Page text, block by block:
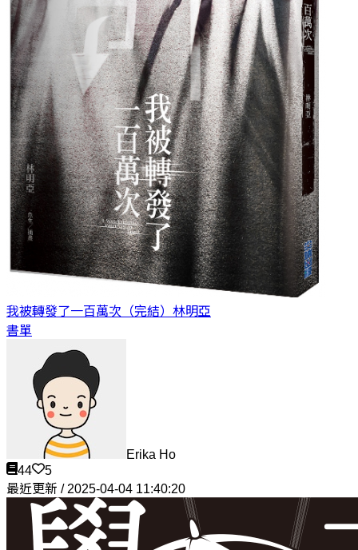
我被轉發了一百萬次（完結） 林明亞
書單
Erika Ho
44
5
最近更新 / 2025-04-04 11:40:20